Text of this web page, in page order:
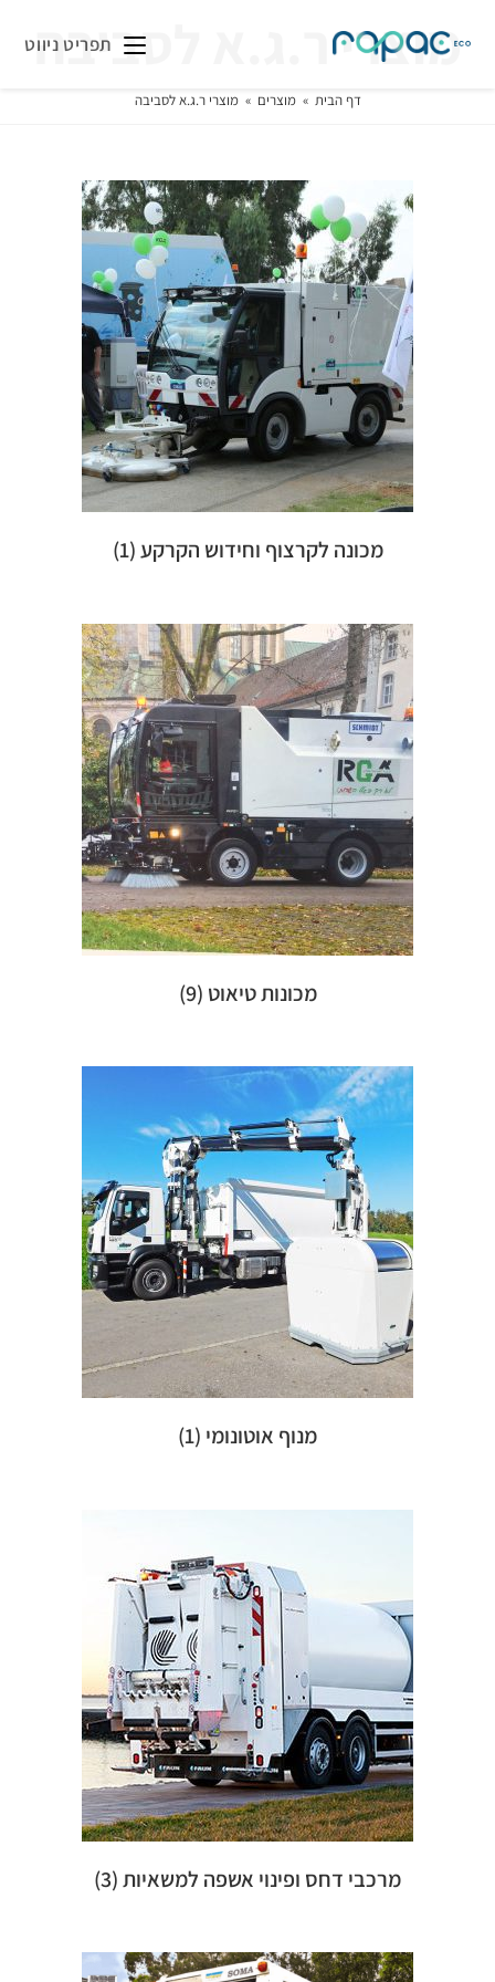
תפריט ניווט
מוצרי ר.ג.א לסביבה
דף הבית » מוצרים » מוצרי ר.ג.א לסביבה
מכונה לקרצוף וחידוש הקרקע(1)
מכונות טיאוט (9)
מנוף אוטונומי (1)
מרכבי דחס ופינוי אשפה למשאיות(3)